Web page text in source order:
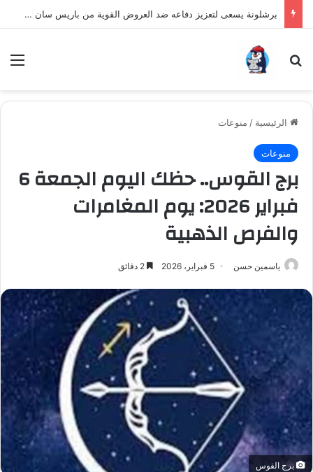
برشلونة يسعى لتعزيز دفاعه ضد العروض القوية من باريس سان جيرمان لنجم الأرجنتين
بحث عن
الرئيسية / منوعات
منوعات
برج القوس.. حظك اليوم الجمعة 6
فبراير 2026: يوم المغامرات
والفرص الذهبية
ياسمين حسن 5 فبراير، 2026
برج القوس